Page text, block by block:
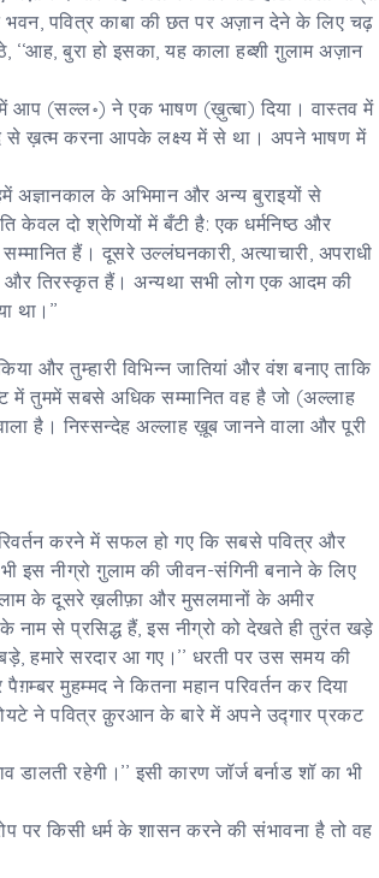
पवित्र काबा की छत पर अज़ान देने के लिए चढ़
बुरा हो इसका, यह काला हब्शी गु़लाम अज़ान
में आप (सल्ल॰) ने एक भाषण (ख़ुत्बा) दिया। वास्तव में
से ख़त्म करना आपके लक्ष्य में से था। अपने भाषण में
अज्ञानकाल के अभिमान और अन्य बुराइयों से
केवल दो श्रेणियों में बँटी है: एक धर्मनिष्ठ और
हैं। दूसरे उल्लंघनकारी, अत्याचारी, अपराधी
और तिरस्कृत हैं। अन्यथा सभी लोग एक आदम की
था।’’
और तुम्हारी विभिन्न जातियां और वंश बनाए ताकि
में तुममें सबसे अधिक सम्मानित वह है जो (अल्लाह
है। निस्सन्देह अल्लाह ख़ूब जानने वाला और पूरी
करने में सफल हो गए कि सबसे पवित्र और
इस नीग्रो गु़लाम की जीवन-संगिनी बनाने के लिए
के दूसरे ख़लीफ़ा और मुसलमानों के अमीर
से प्रसिद्ध हैं, इस नीग्रो को देखते ही तुरंत खड़े
हमारे सरदार आ गए।’’ धरती पर उस समय की
मुहम्मद ने कितना महान परिवर्तन कर दिया
ने पवित्र क़ुरआन के बारे में अपने उद्गार प्रकट
रहेगी।’’ इसी कारण जॉर्ज बर्नाड शॉ का भी
पर किसी धर्म के शासन करने की संभावना है तो वह